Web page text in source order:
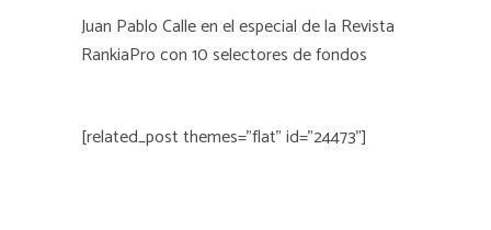
Juan Pablo Calle en el especial de la Revista
RankiaPro con 10 selectores de fondos
[related_post themes="flat" id="24473"]